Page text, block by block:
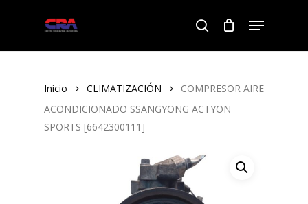
search
Menu
Inicio CLIMATIZACIÓN
COMPRESOR AIRE
ACONDICIONADO SSANGYONG ACTYON
SPORTS [6642300111]